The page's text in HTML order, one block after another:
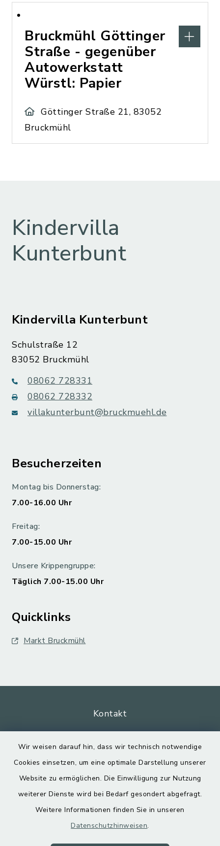
Wir weisen darauf hin, dass wir technisch notwendige
Cookies einsetzen, um eine optimale Darstellung unserer
Website zu ermöglichen. Die Einwilligung zur Nutzung
weiterer Dienste wird bei Bedarf gesondert abgefragt.
Weitere Informationen finden Sie in unseren
Datenschutzhinweisen.
Bruckmühl Göttinger
Straße - gegenüber
Autowerkstatt
Würstl: Papier
Göttinger Straße 21, 83052
Bruckmühl
Kindervilla
Kunterbunt
Kindervilla Kunterbunt
Schulstraße 12
83052 Bruckmühl
08062 728331
08062 728332
villakunterbunt@bruckmuehl.de
Besucherzeiten
Montag bis Donnerstag:
7.00-16.00 Uhr
Freitag:
7.00-15.00 Uhr
Unsere Krippengruppe:
Täglich 7.00-15.00 Uhr
Quicklinks
Markt Bruckmühl
Kontakt
Datenschutz
Impressum
Sitemap
Cookie-Einstellungen